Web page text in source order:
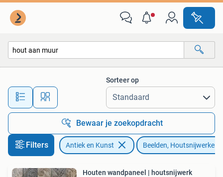
Alle afstanden…
Sorteer op
Bewaar je zoekopdracht
Filters Antiek en Kunst Beelden, Houtsnijwerken
Houten wandpaneel | houtsnijwerk